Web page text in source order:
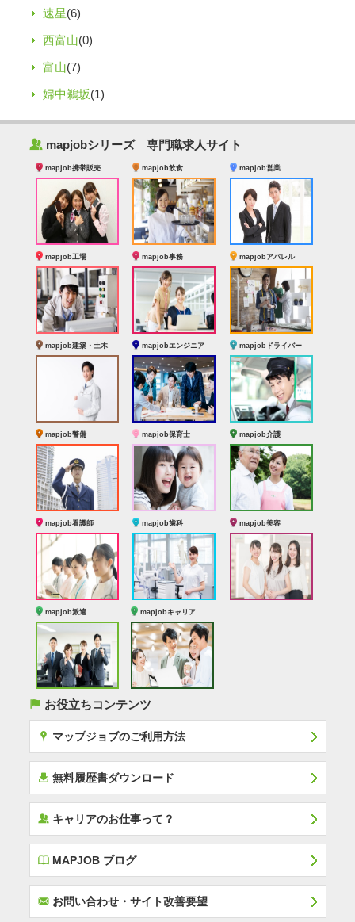
速星(6)
西富山(0)
富山(7)
婦中鵜坂(1)
‰ mapjobシリーズ 専門職求人サイト
mapjob携帯販売 mapjob飲食 mapjob営業
mapjob工場 mapjob事務 mapjobアパレル
mapjob建築・土木 mapjobエンジニア mapjobドライバー
mapjob警備 mapjob保育士 mapjob介護
mapjob看護師 mapjob歯科 mapjob美容
mapjob派遣 mapjobキャリア
( お役立ちコンテンツ
x マップジョブのご利用方法
í 無料履歴書ダウンロード
‰キャリアのお仕事って？
EMAPJOB ブログ
Fお問い合わせ・サイト改善要望